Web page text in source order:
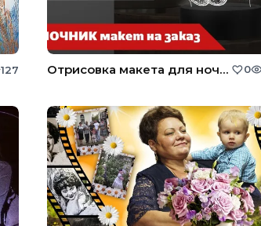
127 Отрисовка макета для ночника из орг стекла. 0